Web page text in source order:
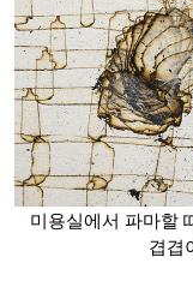
미용실에서 파마할
겹겹